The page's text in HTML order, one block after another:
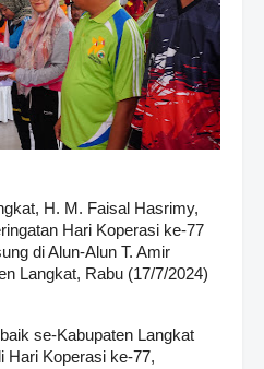
H. M. Faisal Hasrimy,
Hari Koperasi ke-77
di Alun-Alun T. Amir
Langkat, Rabu (17/7/2024)
se-Kabupaten Langkat
Hari Koperasi ke-77,